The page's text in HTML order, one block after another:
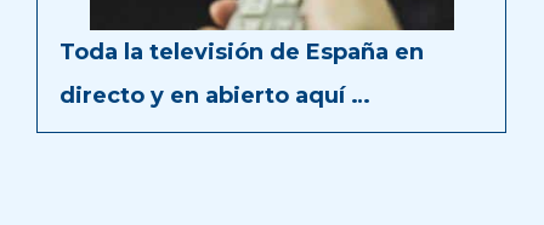
Toda la televisión de España en
directo y en abierto aquí …